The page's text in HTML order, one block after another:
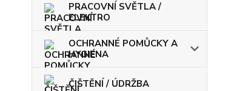
PRACOVNÍ SVĚTLA /
ELEKTRO
OCHRANNÉ POMŮCKY A
HYGIENA
ČIŠTĚNÍ / ÚDRŽBA